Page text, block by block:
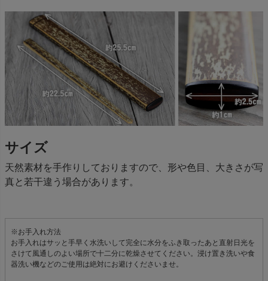
サイズ
天然素材を手作りしておりますので、形や色目、大きさが写
真と若干違う場合があります。
※お手入れ方法
お手入れはサッと手早く水洗いして完全に水分をふき取ったあと直射日光を
さけて風通しのよい場所で十二分に乾燥させてください。浸け置き洗いや食
器洗い機などのご使用は絶対にお避けくださいませ。